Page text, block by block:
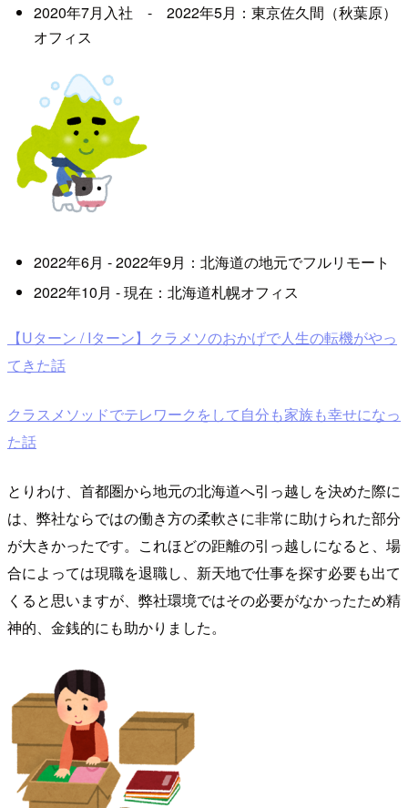
2020年7月入社 - 2022年5月：東京佐久間（秋葉原）
オフィス
2022年6月 - 2022年9月：北海道の地元でフルリモート
2022年10月 - 現在：北海道札幌オフィス
【Uターン / Iターン】クラメソのおかげで人生の転機がやっ
てきた話
クラスメソッドでテレワークをして自分も家族も幸せになっ
た話
とりわけ、首都圏から地元の北海道へ引っ越しを決めた際に
は、弊社ならではの働き方の柔軟さに非常に助けられた部分
が大きかったです。これほどの距離の引っ越しになると、場
合によっては現職を退職し、新天地で仕事を探す必要も出て
くると思いますが、弊社環境ではその必要がなかったため精
神的、金銭的にも助かりました。